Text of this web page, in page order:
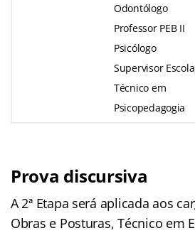
Odontólogo
Professor PEB II
Psicólogo
Supervisor
Técnico em
Psicopedagogia
Prova discursiva
A 2ª Etapa será aplicada aos
Obras e Posturas, Técnico em